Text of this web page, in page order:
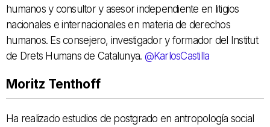
humanos y consultor y asesor independiente en litigios
nacionales e internacionales en materia de derechos
humanos. Es consejero, investigador y formador del Institut
de Drets Humans de Catalunya. @KarlosCastilla
Moritz Tenthoff
Ha realizado estudios de postgrado en antropología social